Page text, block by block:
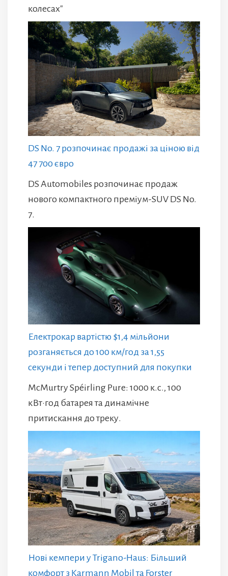
колесах"
DS No. 7 розпочинає продажі за ціною від
47 700 євро
DS Automobiles розпочинає продаж
нового компактного преміум-SUV DS No.
7.
Електрокар вартістю $1,4 мільйони
розганяється до 100 км/год за 1,55
секунди і тепер доступний для покупки
McMurtry Spéirling Pure: 1000 к.с., 100
кВт·год батарея та динамічне
притискання до треку.
Нові кемпери у Trigano-Haus: Більший
комфорт з Karmann Mobil та Forster